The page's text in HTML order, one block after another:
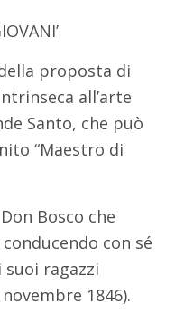
proposta di
all’arte
Santo, che può
“Maestro di
Bosco che
con sé
suoi ragazzi
1846).